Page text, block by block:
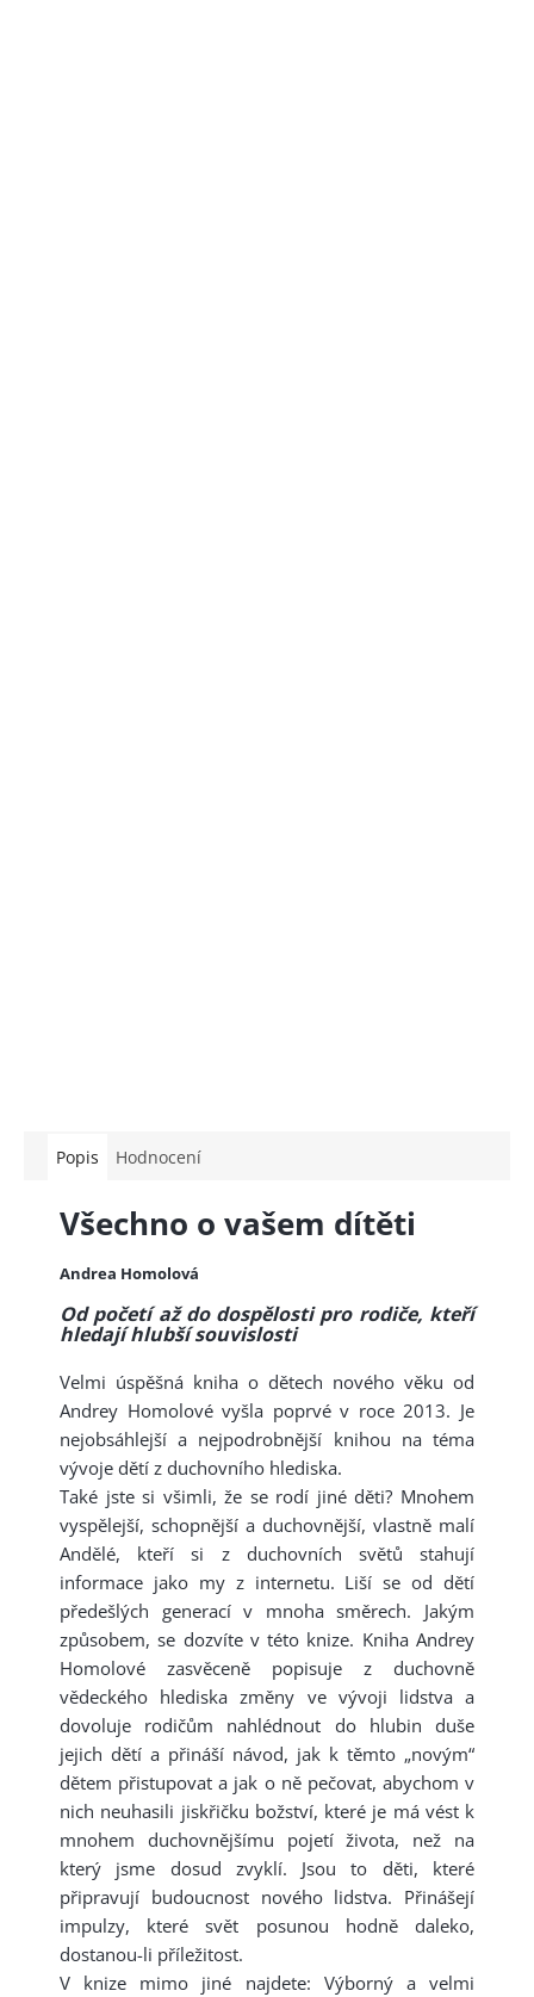
Popis Hodnocení
Všechno o vašem dítěti
Andrea Homolová
Od početí až do dospělosti pro rodiče, kteří
hledají hlubší souvislosti
Velmi úspěšná kniha o dětech nového věku od
Andrey Homolové vyšla poprvé v roce 2013. Je
nejobsáhlejší a nejpodrobnější knihou na téma
vývoje dětí z duchovního hlediska.
Také jste si všimli, že se rodí jiné děti? Mnohem
vyspělejší, schopnější a duchovnější, vlastně malí
Andělé, kteří si z duchovních světů stahují
informace jako my z internetu. Liší se od dětí
předešlých generací v mnoha směrech. Jakým
způsobem, se dozvíte v této knize. Kniha Andrey
Homolové zasvěceně popisuje z duchovně
vědeckého hlediska změny ve vývoji lidstva a
dovoluje rodičům nahlédnout do hlubin duše
jejich dětí a přináší návod, jak k těmto „novým“
dětem přistupovat a jak o ně pečovat, abychom v
nich neuhasili jiskřičku božství, které je má vést k
mnohem duchovnějšímu pojetí života, než na
který jsme dosud zvyklí. Jsou to děti, které
připravují budoucnost nového lidstva. Přinášejí
impulzy, které svět posunou hodně daleko,
dostanou-li příležitost.
V knize mimo jiné najdete: Výborný a velmi